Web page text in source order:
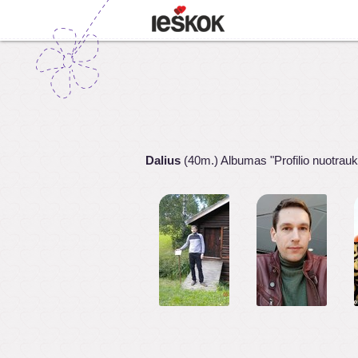
Dalius (40m.) Albumas "Profilio